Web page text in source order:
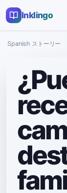
Inklingo
Spanish ストーリー